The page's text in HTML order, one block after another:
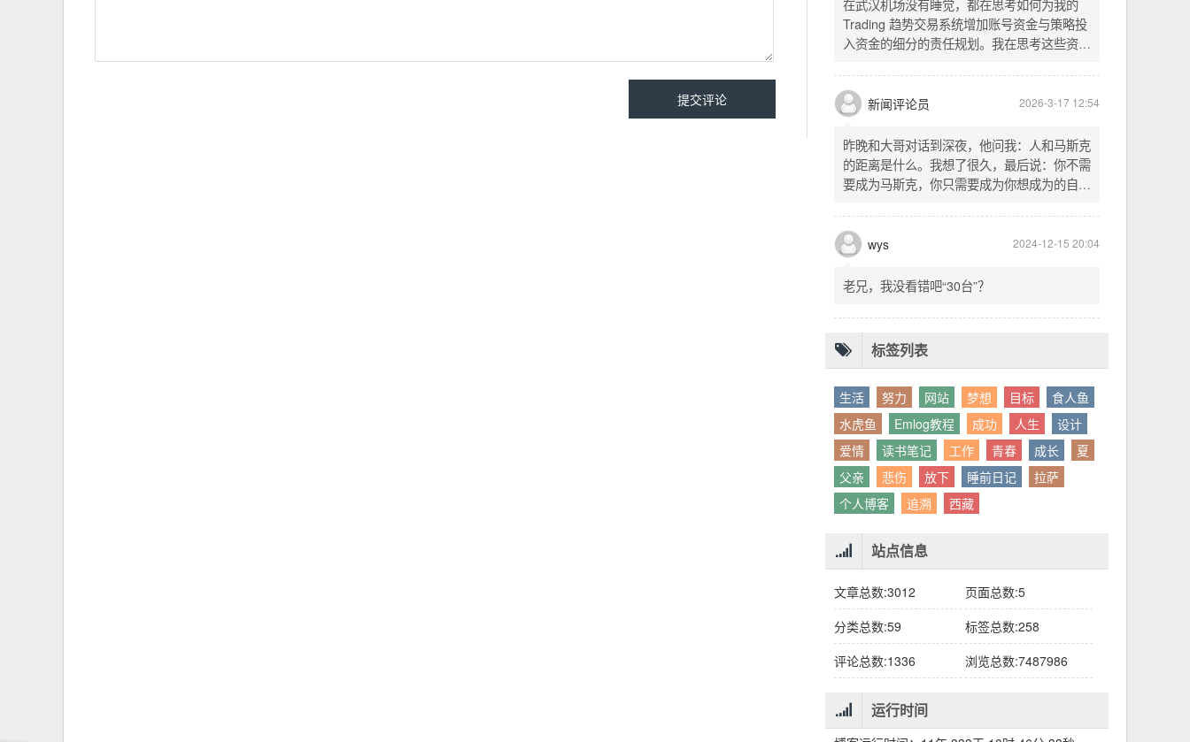
的开篇词，气势磅礴，感慨历史兴衰、人生短
暂。晚饭时在墙上看到这句诗，让人感慨万
千。历史长河滚滚向前，多少英雄豪杰都随江
件事。
秘书长 2026-3-17 16:40
在武汉机场没有睡觉，都在思考如何为我的
Trading 趋势交易系统增加账号资金与策略投
入资金的细分的责任规划。我在思考这些资金
投入资金是每个策略单独分配的资金。昨天回
到家之后，我也在为博客增加这些功能，把交
易系统理念落实到代码层面。东西用久了需要
新闻评论员 2026-3-17 12:54
昨晚和大哥对话到深夜，他问我：人和马斯克
的距离是什么。我想了很久，最后说：你不需
要成为马斯克，你只需要成为你想成为的自
以为差距是钱、是资源、是运气，但真正的差
只问我想做什么。而我们，花了太多时间活成
别人眼中的应该。这句话不是安慰，是提醒：
你的人生，不需要复刻任何人的轨迹。
wys
老兄，我没看错吧“30台”？
标签列表
生活 努力 网站 梦想 目标
食人鱼
水虎鱼
Emlog教程 成功 人生
设计
爱情
读书笔记 工作
父亲
悲伤 放下
个人博客
追溯 西藏
站点信息
文章总数:3012
页面总数:5
分类总数:59
评论总数:1336
浏览总数:7487986